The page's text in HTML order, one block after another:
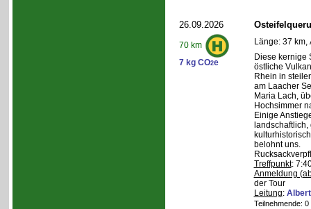
26.09.2026
70 km
7 kg CO2e
Länge: 37 km,
Diese kernige
östliche
Rhein in
am Laacher
Maria Lach,
Hochsimmer
Einige
belohnt uns.
Treffpunkt:
Anmeldung
der Tour
Leitung:
Teilnehmende: